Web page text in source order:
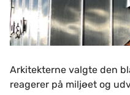
Arkitekterne valgte den
reagerer på miljøet og